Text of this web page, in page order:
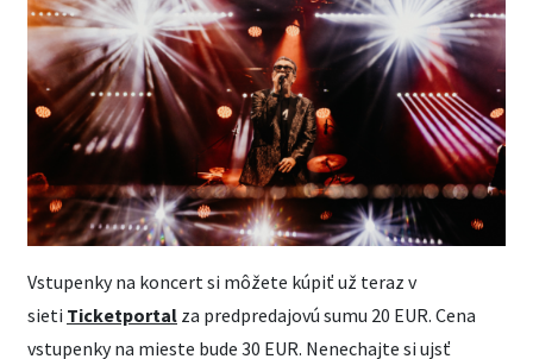
Vstupenky na koncert si môžete kúpiť už teraz v
sieti Ticketportal za predpredajovú sumu 20 EUR. Cena
vstupenky na mieste bude 30 EUR. Nenechajte si ujsť